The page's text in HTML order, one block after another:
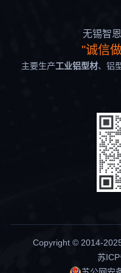
无锡智
"诚信
主要生产工业铝型材、铝
Copyright © 2014-
苏